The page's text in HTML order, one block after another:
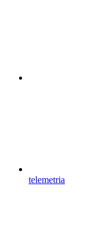
telemetria